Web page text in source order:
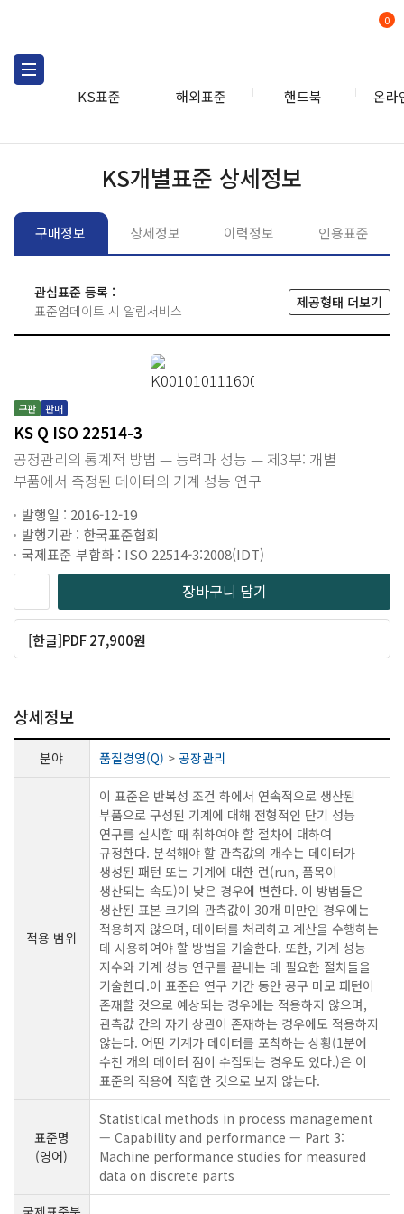
KS표준 해외표준 핸드북 온라
0
KS개별표준 상세정보
구매정보 상세정보 이력정보 인용표준
관심표준 등록 :
표준업데이트 시 알림서비스
제공형태 더보기
구판 판매
KS Q ISO 22514-3
공정관리의 통계적 방법 — 능력과 성능 — 제3부: 개별
부품에서 측정된 데이터의 기계 성능 연구
발행일 : 2016-12-19
발행기관 : 한국표준협회
국제표준 부합화 : ISO 22514-3:2008(IDT)
장바구니 담기
[한글]PDF 27,900원
상세정보
분야 품질경영(Q) > 공장관리
적용 범위
이 표준은 반복성 조건 하에서 연속적으로 생산된
부품으로 구성된 기계에 대해 전형적인 단기 성능
연구를 실시할 때 취하여야 할 절차에 대하여
규정한다. 분석해야 할 관측값의 개수는 데이터가
생성된 패턴 또는 기계에 대한 런(run, 품목이
생산되는 속도)이 낮은 경우에 변한다. 이 방법들은
생산된 표본 크기의 관측값이 30개 미만인 경우에는
적용하지 않으며, 데이터를 처리하고 계산을 수행하는
데 사용하여야 할 방법을 기술한다. 또한, 기계 성능
지수와 기계 성능 연구를 끝내는 데 필요한 절차들을
기술한다.이 표준은 연구 기간 동안 공구 마모 패턴이
존재할 것으로 예상되는 경우에는 적용하지 않으며,
관측값 간의 자기 상관이 존재하는 경우에도 적용하지
않는다. 어떤 기계가 데이터를 포착하는 상황(1분에
수천 개의 데이터 점이 수집되는 경우도 있다.)은 이
표준의 적용에 적합한 것으로 보지 않는다.
표준명
(영어)
Statistical methods in process management
— Capability and performance — Part 3:
Machine performance studies for measured
data on discrete parts